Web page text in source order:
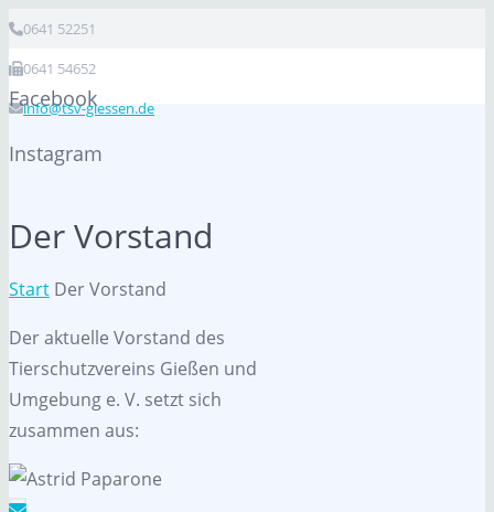
0641 52251
0641 54652
info@tsv-giessen.de
Facebook
Instagram
Der Vorstand
Start Der Vorstand
Der aktuelle Vorstand des
Tierschutzvereins Gießen und
Umgebung e. V. setzt sich
zusammen aus: